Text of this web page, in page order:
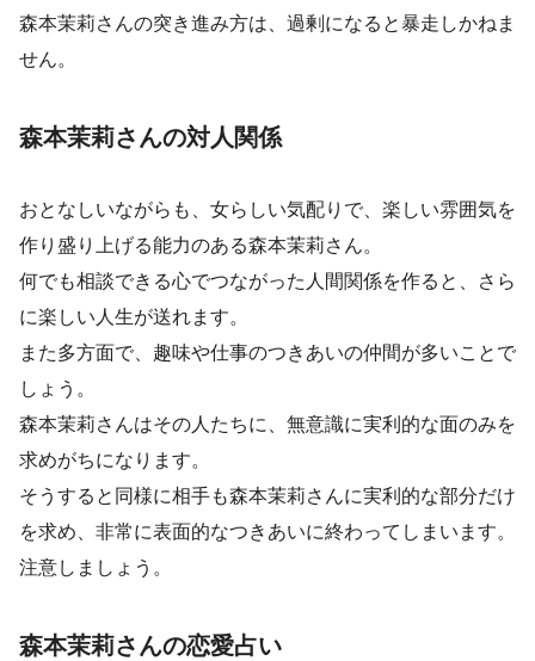
森本茉莉さんの突き進み方は、過剰になると暴走しかねま
せん。
森本茉莉さんの対人関係
おとなしいながらも、女らしい気配りで、楽しい雰囲気を
作り盛り上げる能力のある森本茉莉さん。
何でも相談できる心でつながった人間関係を作ると、さら
に楽しい人生が送れます。
また多方面で、趣味や仕事のつきあいの仲間が多いことで
しょう。
森本茉莉さんはその人たちに、無意識に実利的な面のみを
求めがちになります。
そうすると同様に相手も森本茉莉さんに実利的な部分だけ
を求め、非常に表面的なつきあいに終わってしまいます。
注意しましょう。
森本茉莉さんの恋愛占い